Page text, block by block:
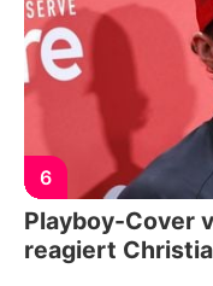
6
Playboy-Cover
reagiert